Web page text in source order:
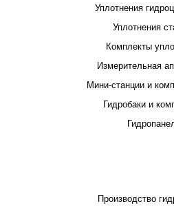
Уплотнения
Уплотнения
Комплекты
Измерительная
Мини-станции и
Гидробаки и
Производство